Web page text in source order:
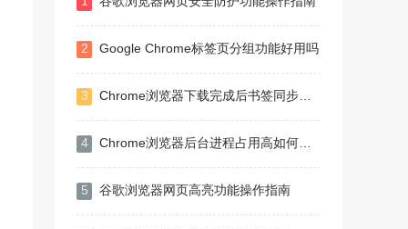
2 Google Chrome标签页分组功能好用吗
3 Chrome浏览器下载完成后书签同步操作技巧
4 Chrome浏览器后台进程占用高如何解决
5 谷歌浏览器网页高亮功能操作指南